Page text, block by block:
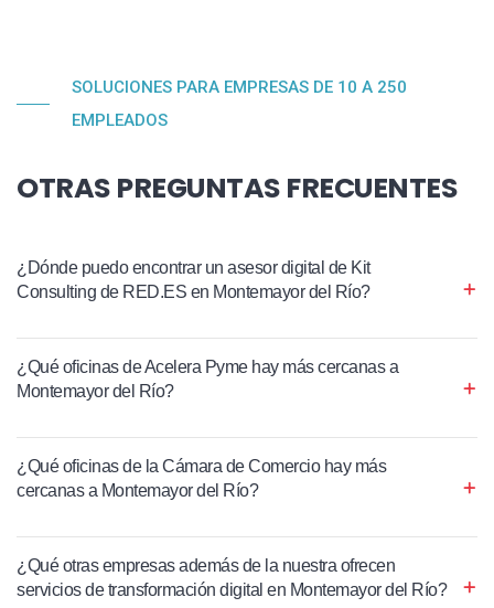
SOLUCIONES PARA EMPRESAS DE 10 A 250
EMPLEADOS
OTRAS PREGUNTAS FRECUENTES
¿Dónde puedo encontrar un asesor digital de Kit
Consulting de RED.ES en Montemayor del Río?
¿Qué oficinas de Acelera Pyme hay más cercanas a
Montemayor del Río?
¿Qué oficinas de la Cámara de Comercio hay más
cercanas a Montemayor del Río?
¿Qué otras empresas además de la nuestra ofrecen
servicios de transformación digital en Montemayor del Río?